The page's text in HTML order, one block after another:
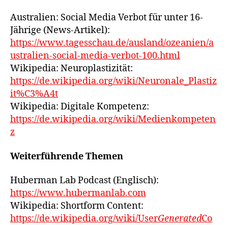
Australien: Social Media Verbot für unter 16-
Jährige (News-Artikel):
https://www.tagesschau.de/ausland/ozeanien/a
ustralien-social-media-verbot-100.html
Wikipedia: Neuroplastizität:
https://de.wikipedia.org/wiki/Neuronale_Plastiz
it%C3%A4t
Wikipedia: Digitale Kompetenz:
https://de.wikipedia.org/wiki/Medienkompeten
z
Weiterführende Themen
Huberman Lab Podcast (Englisch):
https://www.hubermanlab.com
Wikipedia: Shortform Content:
https://de.wikipedia.org/wiki/UserGeneratedCo